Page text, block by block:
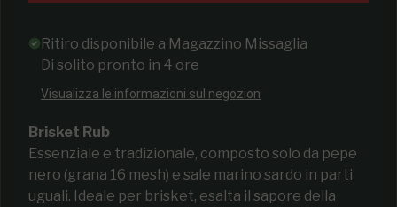
Ritiro disponibile a Magazzino Missaglia
Di solito pronto in 4 ore
Visualizza le informazioni sul negozion
Brisket Rub
Essenziale e tradizionale, composto solo da pepe
nero (grana 16 mesh) e sale marino sardo in parti
uguali. Ideale per brisket, esalta il sapore della